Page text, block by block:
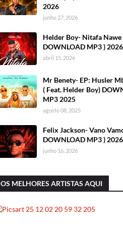
2026
junho 27, 2026
Helder Boy- Nitafa Nawe
DOWNLOAD MP3 ) 2026
abril 15, 2026
Mr Benety- EP: Husler
( Feat. Helder Boy)
MP3 2025
agosto 08, 2025
Felix Jackson- Vano
DOWNLOAD MP3 ) 2026
junho 16, 2026
OS MELHORES ARTISTAS AQUI